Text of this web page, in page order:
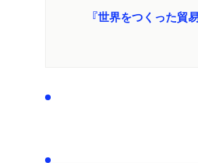
『世界をつくった貿